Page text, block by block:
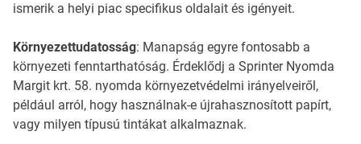
ismerik a helyi piac specifikus oldalait és igényeit.
Környezettudatosság: Manapság egyre fontosabb a
környezeti fenntarthatóság. Érdeklődj a Sprinter Nyomda
Margit krt. 58. nyomda környezetvédelmi irányelveiről,
például arról, hogy használnak-e újrahasznosított papírt,
vagy milyen típusú tintákat alkalmaznak.